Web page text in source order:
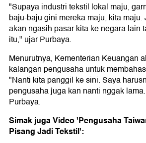
"Supaya industri tekstil lokal maju,
baju-baju gini mereka maju, kita
akan ngasih pasar kita ke negara lain
itu," ujar Purbaya.
Menurutnya, Kementerian Keuangan
kalangan pengusaha untuk
"Nanti kita panggil ke sini. Saya
pengusaha juga kan nanti nggak
Purbaya.
Simak juga Video 'Pengusaha
Pisang Jadi Tekstil':